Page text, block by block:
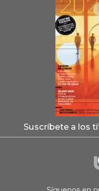
Suscríbete a los